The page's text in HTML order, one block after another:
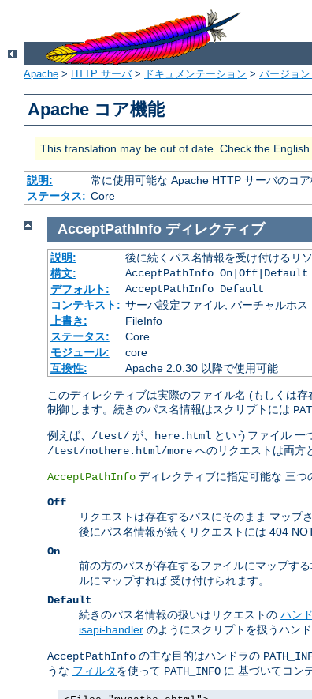
Apache > HTTP サーバ> ドキュメンテーション > バージョ
Apache コア機能
This translation may be out of date. Check the
説明:
常に使用可能な Apache HTTP サーバのコ
ステータス: Core
AcceptPathInfo ディレクティブ
説明:
後に続くパス名情報を受け付けるリ
構文:
AcceptPathInfo On|Off|Default
デフォルト:
AcceptPathInfo Default
コンテキスト: サーバ設定ファイル, バーチャルホ
上書き:
FileInfo
ステータス:
Core
モジュール:
core
互換性:
Apache 2.0.30 以降で使用可能
このディレクティブは実際のファイル名 (もしくは
制御します。続きのパス名情報はスクリプトには
例えば、 /test/ が、 here.html というファイル 一
/test/nothere.html/more へのリクエストは両方
AcceptPathInfo ディレクティブに指定可能な 三つ
Off
リクエストは存在するパスにそのまま マップ
後にパス名情報が続くリクエストには 404
On
前の方のパスが存在するファイルにマップす
ルにマップすれば 受け付けられます。
Default
続きのパス名情報の扱いはリクエストの ハン
isapi-handler のようにスクリプトを扱うハン
AcceptPathInfo の主な目的はハンドラの
うな フィルタを使って PATH_INFO に 基づいてコン